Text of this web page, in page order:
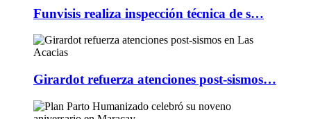
Funvisis realiza inspección técnica de s…
Girardot refuerza atenciones post-sismos…